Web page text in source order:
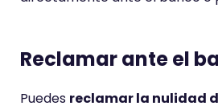
Reclamar ante el
Puedes reclamar la nulidad